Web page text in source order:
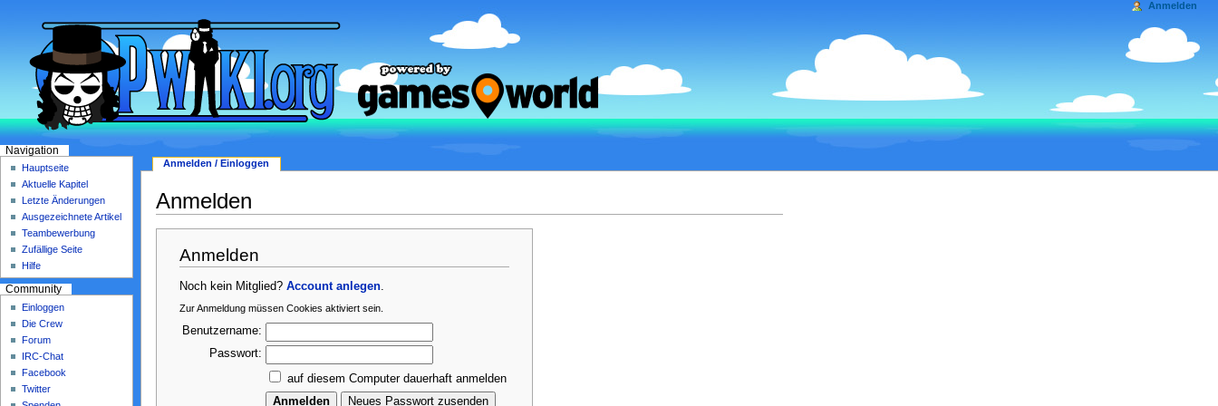
Anmelden
Anmelden
Noch kein Mitglied?Account anlegen
Zur Anmeldung müssen Cookies aktiviert sein.
Benutzername:
Passwort:
auf diesem Computer dauerhaft anmelden
Anmelden / Einloggen
Anmelden
Navigation
Hauptseite
Aktuelle Kapitel
Letzte Änderungen
Ausgezeichnete Artikel
Teambewerbung
Zufällige Seite
Hilfe
Community
Einloggen
Die Crew
Forum
IRC-Chat
Facebook
Twitter